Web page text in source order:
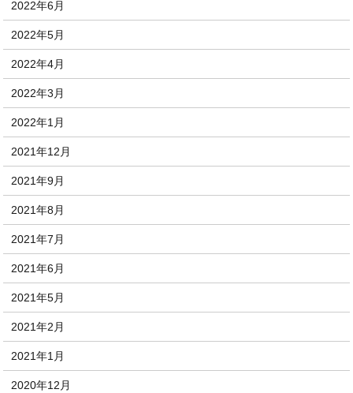
2022年6月
2022年5月
2022年4月
2022年3月
2022年1月
2021年12月
2021年9月
2021年8月
2021年7月
2021年6月
2021年5月
2021年2月
2021年1月
2020年12月